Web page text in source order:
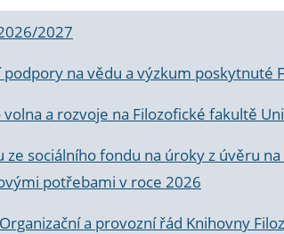
2027
na vědu a výzkum poskytnuté
a rozvoje na Filozofické fakultě
sociálního fondu na úroky z úvěru
potřebami v roce 2026
a provozní řád Knihovny